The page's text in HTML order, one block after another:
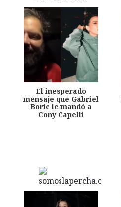
El inesperado
mensaje que Gabriel
Boric le mandó a
Cony Capelli